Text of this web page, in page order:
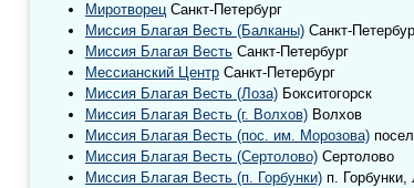
МиротворецСанкт-Петербург
Миссия Благая Весть (Балканы)Санкт-
Миссия Благая ВестьСанкт-Петербург
Мессианский ЦентрСанкт-Петербург
Миссия Благая Весть (Лоза)Бокситогорск
Миссия Благая Весть (г. Волхов)Волхов
Миссия Благая Весть (пос. им. Морозова)
Миссия Благая Весть (Сертолово)Сертолово
Миссия Благая Весть (п. Горбунки)п. Горбунки,